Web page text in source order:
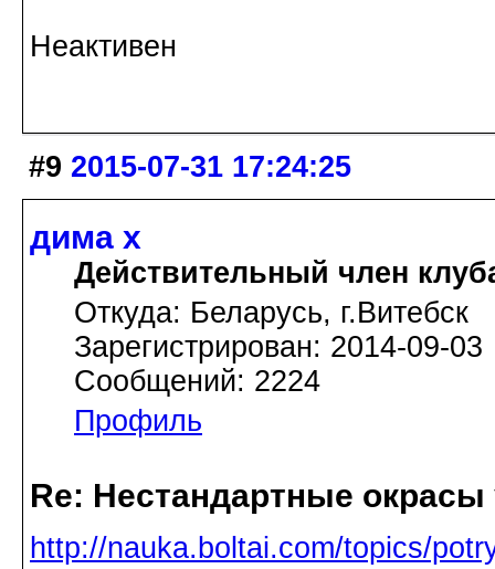
Неактивен
#9 2015-07-31 17:24:25
дима х
Действительный член
Откуда: Беларусь, г.Витебск
Зарегистрирован: 2014-09-03
Сообщений: 2224
Профиль
Re: Нестандартные окрасы
http://nauka.boltai.com/topics/